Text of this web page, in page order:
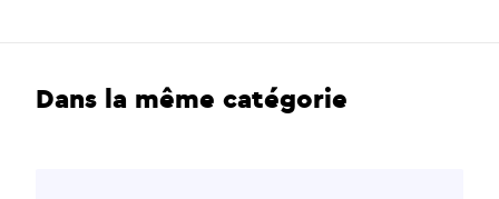
Dans la même catégorie